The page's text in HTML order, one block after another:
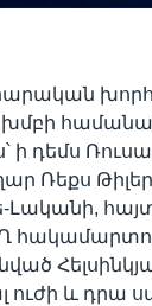
խմբի
ի դեմս
Ռեքս
Լականի,
ուժի և դրա